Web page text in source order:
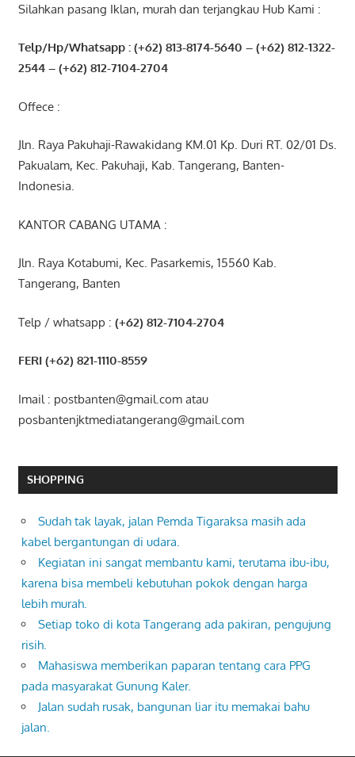
Silahkan pasang Iklan, murah dan terjangkau Hub Kami :
Telp/Hp/Whatsapp : (+62) 813-8174-5640 – (+62) 812-1322-
2544– (+62) 812-7104-2704
Offece :
Jln. Raya Pakuhaji-Rawakidang KM.01 Kp. Duri RT. 02/01 Ds.
Pakualam, Kec. Pakuhaji, Kab. Tangerang, Banten-
Indonesia.
KANTOR CABANG UTAMA :
Jln. Raya Kotabumi, Kec. Pasarkemis, 15560 Kab.
Tangerang, Banten
Telp / whatsapp : (+62) 812-7104-2704
FERI (+62) 821-1110-8559
Imail : postbanten@gmail.com atau
posbantenjktmediatangerang@gmail.com
SHOPPING
Sudah tak layak, jalan Pemda Tigaraksa masih ada
kabel bergantungan di udara.
Kegiatan ini sangat membantu kami, terutama ibu-ibu,
karena bisa membeli kebutuhan pokok dengan harga
lebih murah.
Setiap toko di kota Tangerang ada pakiran, pengujung
risih.
Mahasiswa memberikan paparan tentang cara PPG
pada masyarakat Gunung Kaler.
Jalan sudah rusak, bangunan liar itu memakai bahu
jalan.